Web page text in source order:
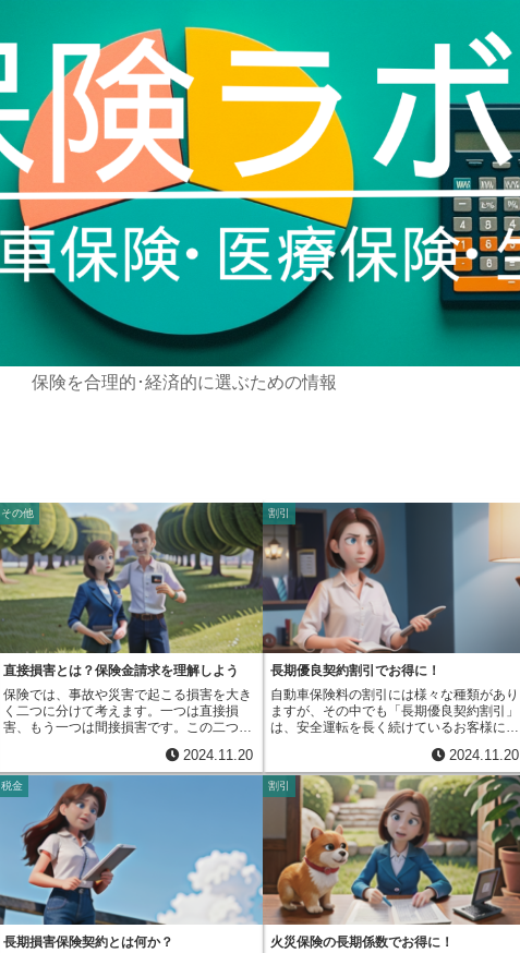
保険を合理的･経済的に選ぶための情報
その他
直接損害とは？保険金請求を理解しよう
保険では、事故や災害で起こる損害を大き
く二つに分けて考えます。一つは直接損
害、もう一つは間接損害です。この二つ
区別されます。直接損害とは、保険で保障
する対象となっている危険が直接の原因と
なって生じた損害のことです。例えば、火
災保険に加入していたとします。この場
合、保障の対象となる危険は火災です。も
し火災が発生して家が燃えてしまったとし
たら、この家の損害は火災が直接の原因で
発生したものです。ですから、これは直接
損害にあたります。家の中の家具や家電製
品なども、火災によって燃えてしまった場
合は直接損害です。火災という危険が直接
的に損失をもたらしたと明らかにわかる場
2024.11.20
割引
長期優良契約割引でお得に！
自動車保険料の割引には様々な種類があり
ますが、その中でも「長期優良契約割引」
は、安全運転を長く続けているお客様に適
契約とこれから新しく始める契約、両方の
条件を満たすことで適用されます。具体的
には、一年間の自動車保険契約を更新する
際に、いくつかの条件を満たす必要があり
ます。まず、以前の契約と新しい契約のノ
ンフリート等級がどちらも２０等級である
ことが重要です。ノンフリート等級とは、
事故の有無によって変動する等級で、高い
等級ほど保険料が安くなります。２０等級
は最高の等級ですので、長期間無事故であ
ったことが証明されます。次に、新しい契
約において、事故によって等級が下がった
2024.11.20
税金
長期損害保険契約とは何か？
割引
火災保険の長期係数でお得に！